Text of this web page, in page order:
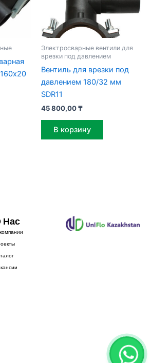
Электросварные вентили для
врезки под давлением
Вентиль для врезки под
давлением 180/32 мм
SDR11
45 800,00₸
В корзину
Нас